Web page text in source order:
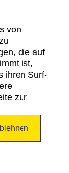
von
die auf
ist,
ihren Surf-
zur